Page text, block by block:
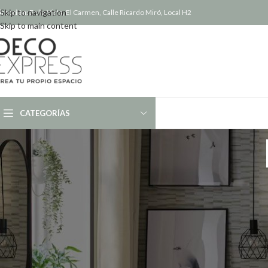
Skip to navigation
Skip to main content
Bella Vista, El Carmen, Calle Ricardo Miró, Local H2
CATEGORÍAS
de usuario o correo electrónico